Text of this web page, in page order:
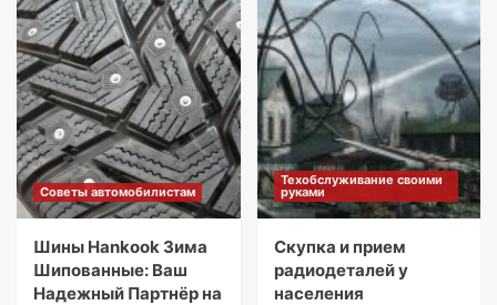
Советы автомобилистам
Шины Hankook Зима
Шипованные: Ваш
Надежный Партнёр на
Техобслуживание своими
руками
Скупка и прием
радиодеталей у
населения